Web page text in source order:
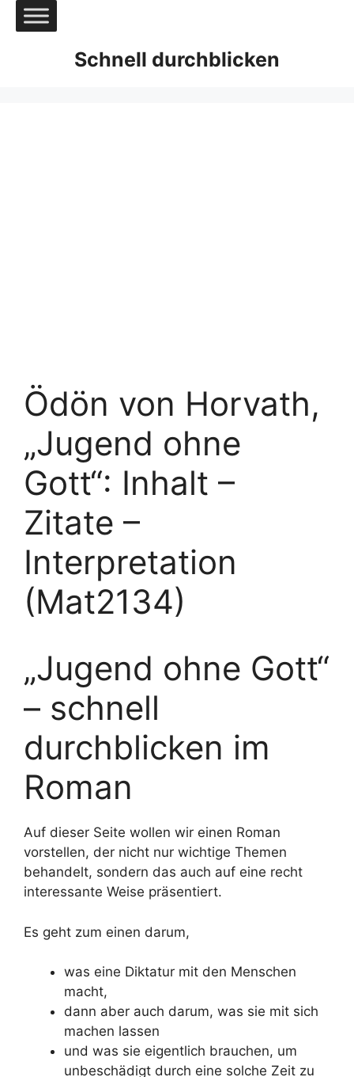
Zum
Inhalt
Schnell durchblicken
Ödön von Horvath,
„Jugend ohne
Gott“: Inhalt –
Zitate –
Interpretation
(Mat2134)
„Jugend ohne Gott“
– schnell
durchblicken im
Roman
Auf dieser Seite wollen wir einen Roman
vorstellen, der nicht nur wichtige Themen
behandelt, sondern das auch auf eine recht
interessante Weise präsentiert.
Es geht zum einen darum,
was eine Diktatur mit den Menschen
macht,
dann aber auch darum, was sie mit sich
machen lassen
und was sie eigentlich brauchen, um
unbeschädigt durch eine solche Zeit zu